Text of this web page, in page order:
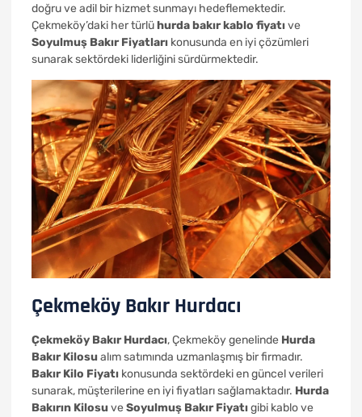
doğru ve adil bir hizmet sunmayı hedeflemektedir.
Çekmeköy’daki her türlühurda bakır kablo fiyatıve
Soyulmuş Bakır Fiyatları konusunda en iyi çözümleri
sunarak sektördeki liderliğini sürdürmektedir.
Çekmeköy Bakır Hurdacı
Çekmeköy Bakır Hurdacı, Çekmeköy genelinde Hurda
Bakır Kilosualım satımında uzmanlaşmış bir firmadır.
Bakır Kilo Fiyatı konusunda sektördeki en güncel verileri
sunarak, müşterilerine en iyi fiyatları sağlamaktadır. Hurda
Bakırın Kilosuve Soyulmuş Bakır Fiyatıgibi kablo ve